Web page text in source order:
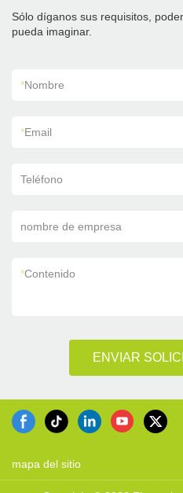
Sólo díganos sus requisitos,
pueda imaginar.
*Nombre
*Email
Teléfono
nombre de empresa
*Contenido
ENVIAR
mapa del sitio